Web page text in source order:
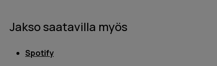
Jakso saatavilla myös
Spotify